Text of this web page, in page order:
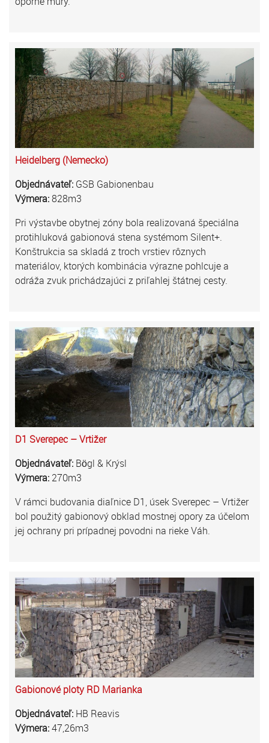
Heidelberg (Nemecko)
Objednávateľ: GSB Gabionenbau
Výmera:828m3
Pri výstavbe obytnej zóny bola realizovaná špeciálna
protihluková gabionová stena systémom Silent+.
Konštrukcia sa skladá z troch vrstiev rôznych
materiálov, ktorých kombinácia výrazne pohlcuje a
odráža zvuk prichádzajúci z priľahlej štátnej cesty.
D1 Sverepec – Vrtižer
Objednávateľ: Bögl & Krýsl
Výmera: 270m3
V rámci budovania diaľnice D1, úsek Sverepec – Vrtižer
bol použitý gabionový obklad mostnej opory za účelom
jej ochrany pri prípadnej povodni na rieke Váh.
Gabionové ploty RD Marianka
Objednávateľ: HB Reavis
Výmera:47,26m3